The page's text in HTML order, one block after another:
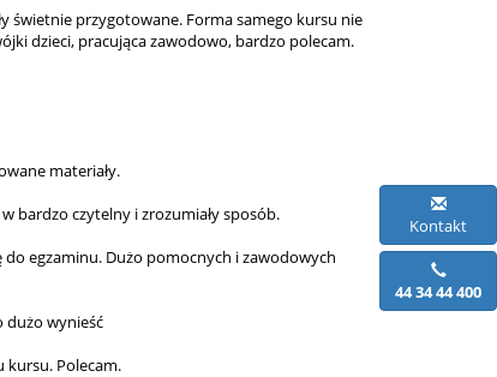
świetnie przygotowane. Forma samego kursu nie
dzieci, pracująca zawodowo, bardzo polecam.
materiały.
bardzo czytelny i zrozumiały sposób.
do egzaminu. Dużo pomocnych i zawodowych
dużo wynieść
kursu. Polecam.
Kontakt
44 34 44 400